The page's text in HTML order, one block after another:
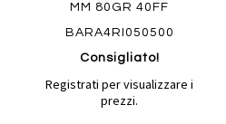
MM 80GR 40FF
BARA4RI050500
Consigliato!
Registrati per visualizzare i
prezzi.